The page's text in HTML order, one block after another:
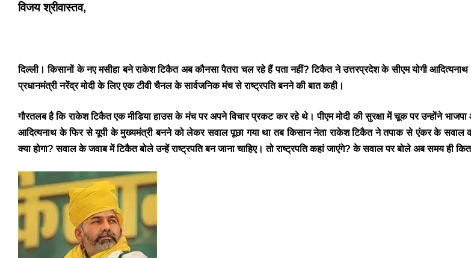
विजय श्रीवास्तव,
दिल्ली।किसानों के नए मसीहा बने राकेश टिकैत अब कौनसा पैतरा चल रहे हैं पता नहीं? टिकैत ने उत्तरप्रदेश के सीएम योगी
प्रधानमंत्री नरेंद्र मोदी के लिए एक टीवी चैनल के सार्वजनिक मंच से राष्ट्रपति बनने की बात कही।
गौरतलब है कि राकेश टिकैत एक मीडिया हाउस के मंच पर अपने विचार प्रकट कर रहे थे। पीएम मोदी की सुरक्षा में चूक पर उन्होंने
आदित्यनाथ के फिर से यूपी के मुख्यमंत्री बनने को लेकर सवाल पूछा गया था तब किसान नेता राकेश टिकैत ने तपाक से एंकर के सवाल का
क्या होगा? सवाल के जवाब में टिकैत बोले उन्हें राष्ट्रपति बन जाना चाहिए। तो राष्ट्रपति कहां जाएंगे? के सवाल पर बोले अब समय ही